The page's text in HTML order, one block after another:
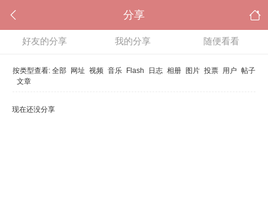
分享
好友的分享 我的分享 随便看看
按类型查看: 全部 网址 视频 音乐 Flash 日志 相册 图片 投票 用户 帖子
文章
现在还没分享